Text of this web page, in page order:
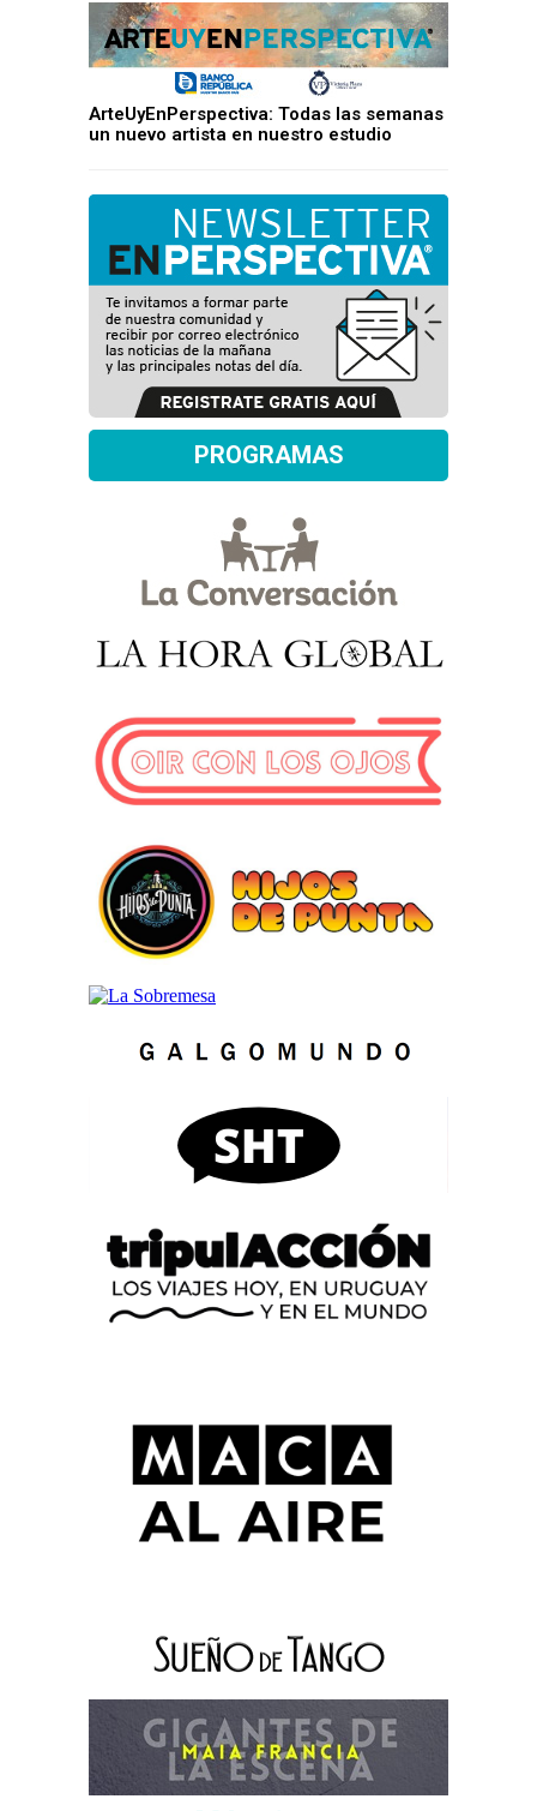
ArteUyEnPerspectiva: Todas las semanas
un nuevo artista en nuestro estudio
PROGRAMAS